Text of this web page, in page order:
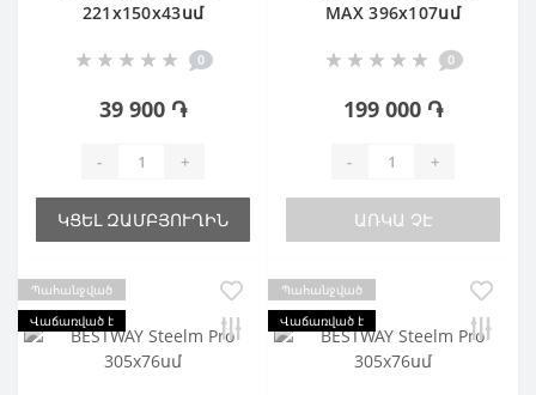
221х150х43սմ
0
39 900 ֏
- +
ԿՑԵԼ ԶԱՄԲՅՈՒՂԻՆ
MAX 396х107սմ
0
199 000 ֏
- +
ԱՌԿԱ ՉԷ
Պահանջված
Վաճառված է
Պահանջված
Վաճառված է